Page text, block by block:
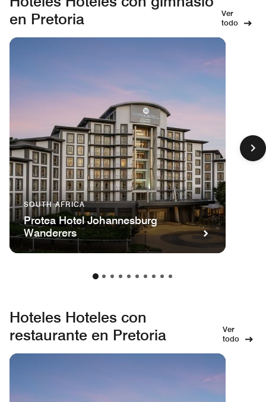
en Pretoria
Ver
todo
SOUTH AFRICA
Protea Hotel Johannesburg
Wanderers
Hoteles Hoteles con
restaurante en Pretoria
Ver
todo